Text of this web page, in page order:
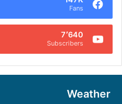
Fans
7٬640
Subscribers
Weather